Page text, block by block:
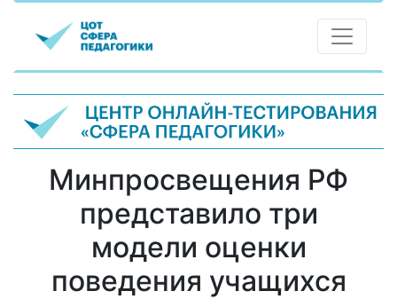
Минпросвещения РФ
представило три
модели оценки
поведения учащихся